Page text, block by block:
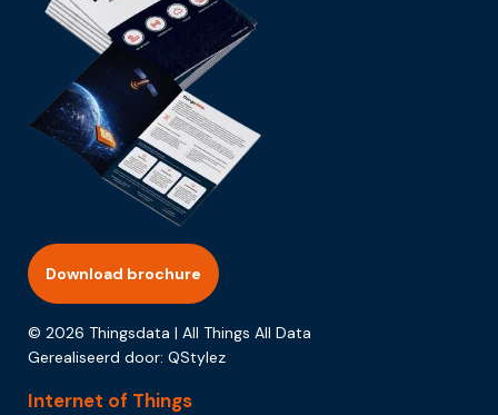
Download brochure
© 2026 Thingsdata | All Things All Data
Gerealiseerd door: QStylez
Internet of Things